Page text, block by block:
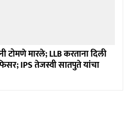
टोमणे मारले; LLB करताना दिली
IPS तेजस्वी सातपुते यांचा